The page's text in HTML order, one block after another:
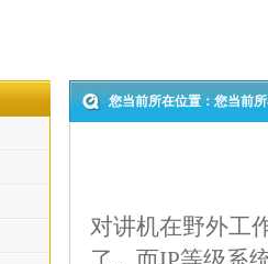
您当前所在位置：您当前
对讲机在野外工